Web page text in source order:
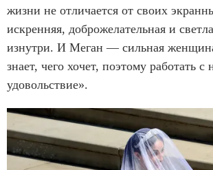
жизни не отличается от своих
искренняя, доброжелательная и
изнутри. И Меган — сильная
знает, чего хочет, поэтому работать
удовольствие».